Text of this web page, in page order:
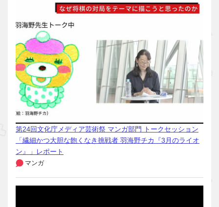
第24回文化庁メディア芸術祭 マンガ部門 トークセッション
「繊細かつ大胆な飽くなき挑戦者 羽海野チカ『3月のライオ
ン』」レポート
マンガ